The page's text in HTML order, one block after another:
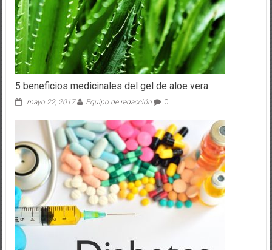
5 beneficios medicinales del gel de aloe vera
mayo 22, 2017 Equipo de redacción 0